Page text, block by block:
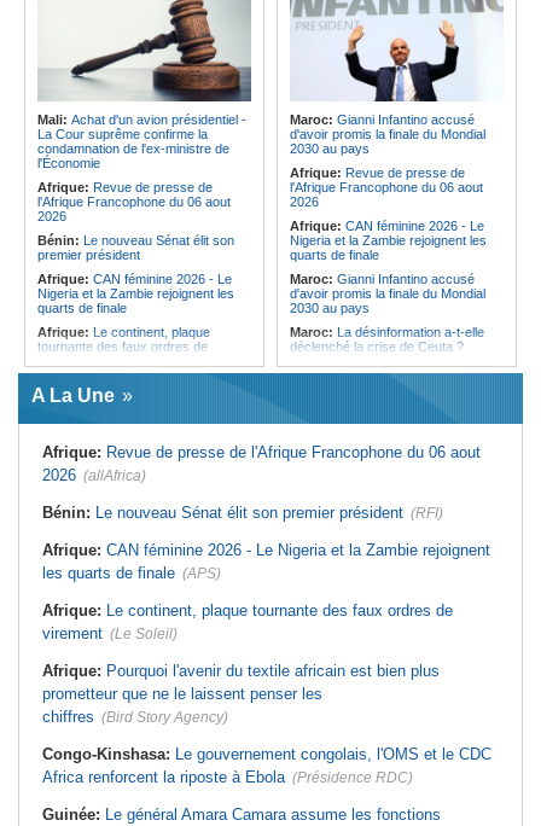
Visite du Président de la
République et de la Première Dame
à Yamoussoukro
Afrique:L'Angola participe à la 21e
réunion du Partenariat Afrique-
Monde arabe au Caire
Congo-Kinshasa:Ebola - Contre le
variant Bundibugyo, plusieurs
essais lancés mais aucun traitement
Cameroun:Plusieurs
ressortissants expulsés des États-
pays
Kenya:Une nouvelle récolte
d'espoir - Le coton Bt relance la
filière cotonnière à Lamu
Ile Maurice:
Alpine Challenge - Une
claque magistrale aux Racing
Ile Maurice:Pas de libération sous
caution pour Seewoo et Deoojee, la
FCC craint une interférence avec
les témoins
Ile Maurice:Kreol Morisien - Un
débat sans voix dissidente
Mali: Achat d'un avion présidentiel -
La Cour suprême confirme la
condamnation de l'ex-ministre de
l'Économie
Afrique: Revue de presse de
l'Afrique Francophone du 06 aout
2026
Bénin: Le nouveau Sénat élit son
premier président
Afrique: CAN féminine 2026 - Le
Nigeria et la Zambie rejoignent les
quarts de finale
Afrique: Le continent, plaque
tournante des faux ordres de
Guinée:
assume les fonctions présidentielles
Ghana:John Dramani en Jamaïque
l'esclavage
Sénégal:Banque mondiale - 340
priorités du pays
La Cour suprême confirme la
condamnation de l'ex-ministre de
l'Économie
France la restitution du crâne de
Bokar Biro et de trois de ses
proches
Maroc: Gianni Infantino accusé
d'avoir promis la finale du Mondial
2030 au pays
Afrique: Revue de presse de
l'Afrique Francophone du 06 aout
2026
Afrique: CAN féminine 2026 - Le
Nigeria et la Zambie rejoignent les
quarts de finale
Maroc: Gianni Infantino accusé
d'avoir promis la finale du Mondial
2030 au pays
Maroc: La désinformation a-t-elle
déclenché la crise de Ceuta ?
Afrique:L'essor historique de
Algérie:France - L'affaire Mehdi
policière contre le narcotrafic
Monde arabe au Caire
2026 - Le continent, entre ouverture
commerciale et défiance migratoire
A La Une
Afrique: Revue de presse de l'Afrique Francophone du 06 aout
2026 (allAfrica)
Bénin: Le nouveau Sénat élit son premier président (RFI)
Afrique: CAN féminine 2026 - Le Nigeria et la Zambie rejoignent
les quarts de finale (APS)
Afrique: Le continent, plaque tournante des faux ordres de
virement (Le Soleil)
Afrique: Pourquoi l'avenir du textile africain est bien plus
prometteur que ne le laissent penser les
chiffres (Bird Story Agency)
Congo-Kinshasa: Le gouvernement congolais, l'OMS et le CDC
Africa renforcent la riposte à Ebola (Présidence RDC)
Guinée: Le général Amara Camara assume les fonctions